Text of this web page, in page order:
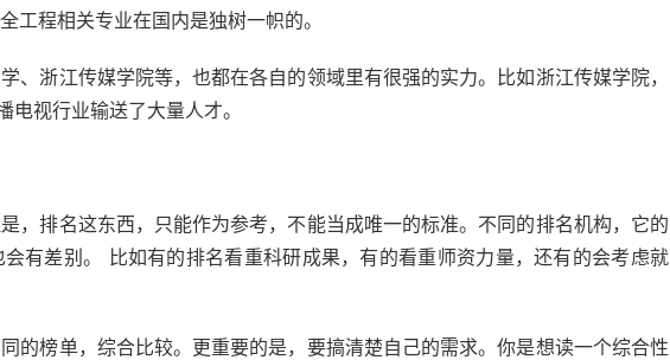
工程相关专业在国内是独树一帜的。
、浙江传媒学院等，也都在各自的领域里有很强的实力。比如浙江传媒学院，
电视行业输送了大量人才。
，排名这东西，只能作为参考，不能当成唯一的标准。不同的排名机构，它的
有差别。 比如有的排名看重科研成果，有的看重师资力量，还有的会考虑就
的榜单，综合比较。更重要的是，要搞清楚自己的需求。你是想读一个综合性